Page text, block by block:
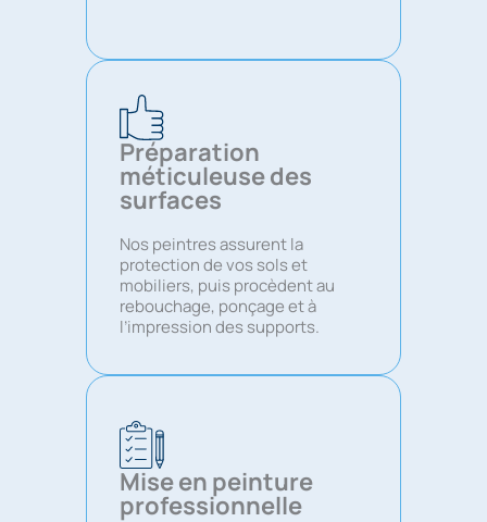
Préparation
méticuleuse des
surfaces
Nos peintres assurent la
protection de vos sols et
mobiliers, puis procèdent au
rebouchage, ponçage et à
l’impression des supports.
Mise en peinture
professionnelle